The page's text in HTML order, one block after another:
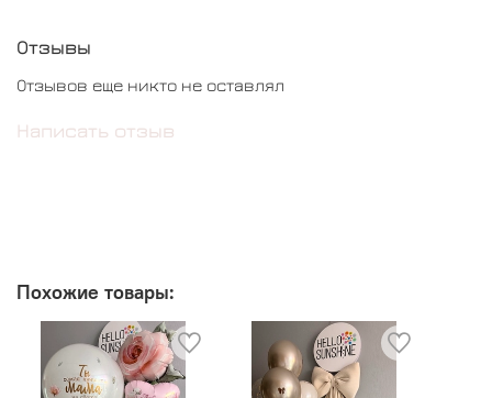
Отзывы
Отзывов еще никто не оставлял
Написать отзыв
Похожие товары: